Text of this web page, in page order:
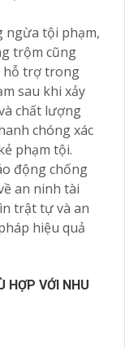
ngừa tội phạm,
trộm cũng
hỗ trợ trong
sau khi xảy
chất lượng
chóng xác
phạm tội.
động chống
an ninh tài
trật tự và an
hiệu quả
HỢP VỚI NHU